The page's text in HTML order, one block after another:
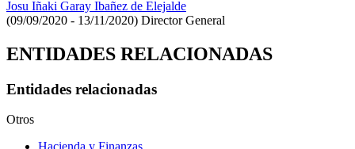
Josu Iñaki Garay Ibañez de Elejalde
(09/09/2020 - 13/11/2020) Director General
ENTIDADES RELACIONADAS
Entidades relacionadas
Otros